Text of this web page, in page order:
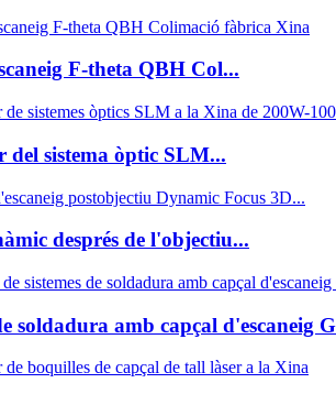
F-theta QBH Col...
del sistema òptic SLM...
després de l'objectiu...
soldadura amb capçal d'escaneig